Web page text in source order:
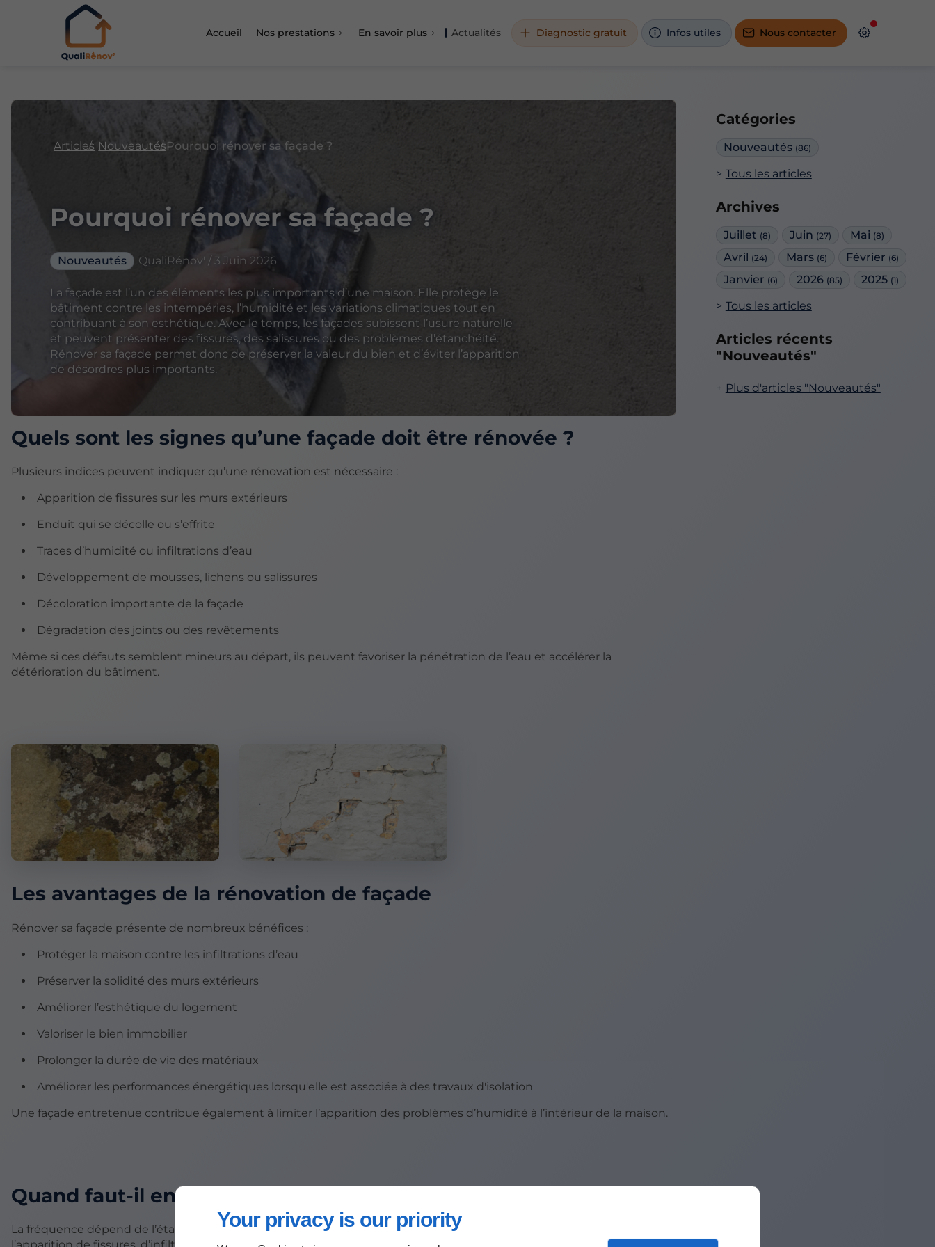
Your privacy is our priority
Accueil Nos prestations En savoir plus Actualités Diagnostic gratuit Infos utiles Nous contacter
Catégories
Nouveautés (86)
Tous les articles
Archives
Juillet (8) Juin (27) Mai (8)
Avril (24) Mars (6) Février (6)
Janvier (6) 2026 (85) 2025 (1)
Tous les articles
Articles récents
"Nouveautés"
Plus d'articles "Nouveautés"
Articles NouveautésPourquoi rénover sa façade ?
Pourquoi rénover sa façade ?
Nouveautés QualiRénov' / 3 Juin 2026
La façade est l’un des éléments les plus importants d’une maison. Elle protège le
bâtiment contre les intempéries, l’humidité et les variations climatiques tout en
contribuant à son esthétique. Avec le temps, les façades subissent l’usure naturelle
et peuvent présenter des fissures, des salissures ou des problèmes d’étanchéité.
Rénover sa façade permet donc de préserver la valeur du bien et d’éviter l’apparition
de désordres plus importants.
Quels sont les signes qu’une façade doit être rénovée ?
Plusieurs indices peuvent indiquer qu’une rénovation est nécessaire :
Apparition de fissures sur les murs extérieurs
Enduit qui se décolle ou s’effrite
Traces d’humidité ou infiltrations d’eau
Développement de mousses, lichens ou salissures
Décoloration importante de la façade
Dégradation des joints ou des revêtements
Même si ces défauts semblent mineurs au départ, ils peuvent favoriser la pénétration de l’eau et accélérer la
détérioration du bâtiment.
Les avantages de la rénovation de façade
Rénover sa façade présente de nombreux bénéfices :
Protéger la maison contre les infiltrations d’eau
Préserver la solidité des murs extérieurs
Améliorer l’esthétique du logement
Valoriser le bien immobilier
Prolonger la durée de vie des matériaux
Améliorer les performances énergétiques lorsqu'elle est associée à des travaux d'isolation
Une façade entretenue contribue également à limiter l’apparition des problèmes d’humidité à l’intérieur de la maison.
Quand faut-il envisager une rénovation ?
La fréquence dépend de l’état du bâtiment, de son exposition aux intempéries et du type de revêtement utilisé. Dès